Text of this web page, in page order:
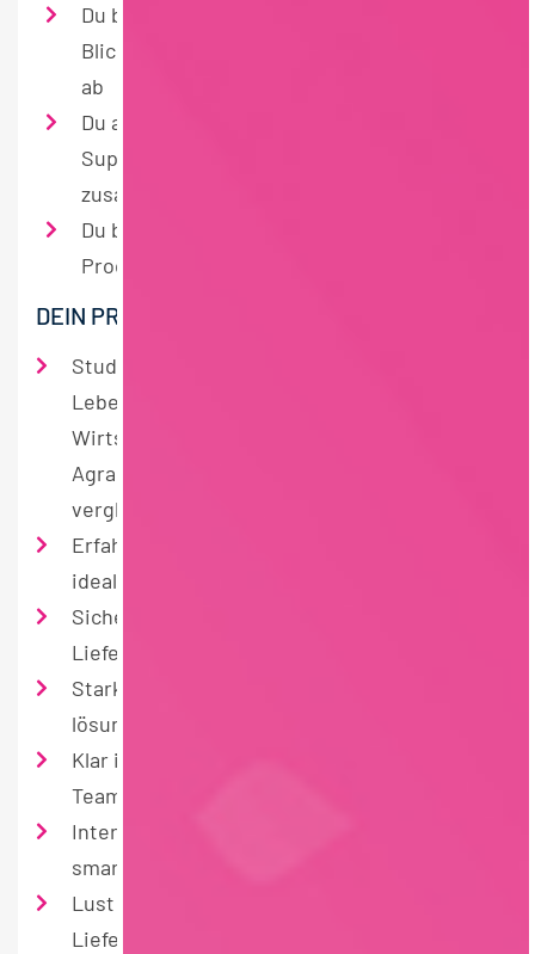
Du behältst Märkte, Preise und Trends im
Blick und leitest daraus klare Maßnahmen
ab
Du arbeitest eng mit Qualität, Vertrieb,
Supply Chain und anderen Teams
zusammen
Du bringst dein Know-how in neue
Produkte ein
DEIN PROFIL
Studium im Bereich BWL,
Lebensmittelmanagement,
Wirtschaftsingenieurwesen,
Agrarwissenschaften oder eine
vergleichbare Basis
Erfahrung im strategischen Einkauf,
idealerweise in der Lebensmittelbranche
Sicherer Umgang mit internationalen
Lieferketten
Stark im Verhandeln, analytisch und
lösungsorientiert
Klar in der Kommunikation und ein echter
Teamplayer
Interesse an neuen Technologien, KI und
smarten Tools
Lust in die Ursprungsländer und zu
Lieferanten zu reisen